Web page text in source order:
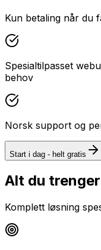
Kun betaling når du
Spesialtilpasset
behov
Norsk support og
Start i dag - helt gratis
Alt du
Komplett løsning